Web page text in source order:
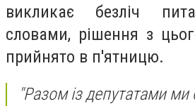
викликає безліч
словами, рішення з
прийнято в п'ятницю.
"Разом із депутатами